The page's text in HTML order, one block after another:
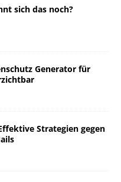
sich das noch?
Generator für
Strategien gegen